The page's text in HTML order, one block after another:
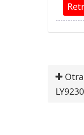
LY9230